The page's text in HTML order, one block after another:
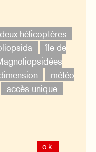
deux hélicoptères
île de
météo
accès unique
ok